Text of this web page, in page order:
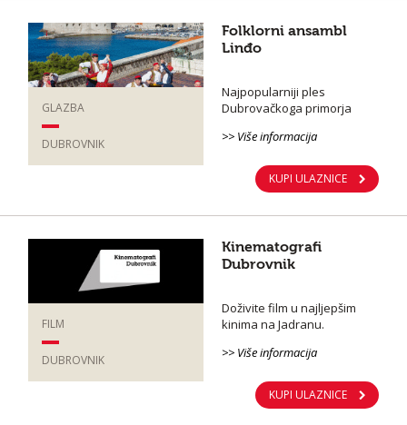
GLAZBA
DUBROVNIK
Folklorni ansambl
Linđo
Najpopularniji ples
Dubrovačkoga primorja
>> Više informacija
KUPI ULAZNICE
FILM
DUBROVNIK
Kinematografi
Dubrovnik
Doživite film u najljepšim
kinima na Jadranu.
>> Više informacija
KUPI ULAZNICE